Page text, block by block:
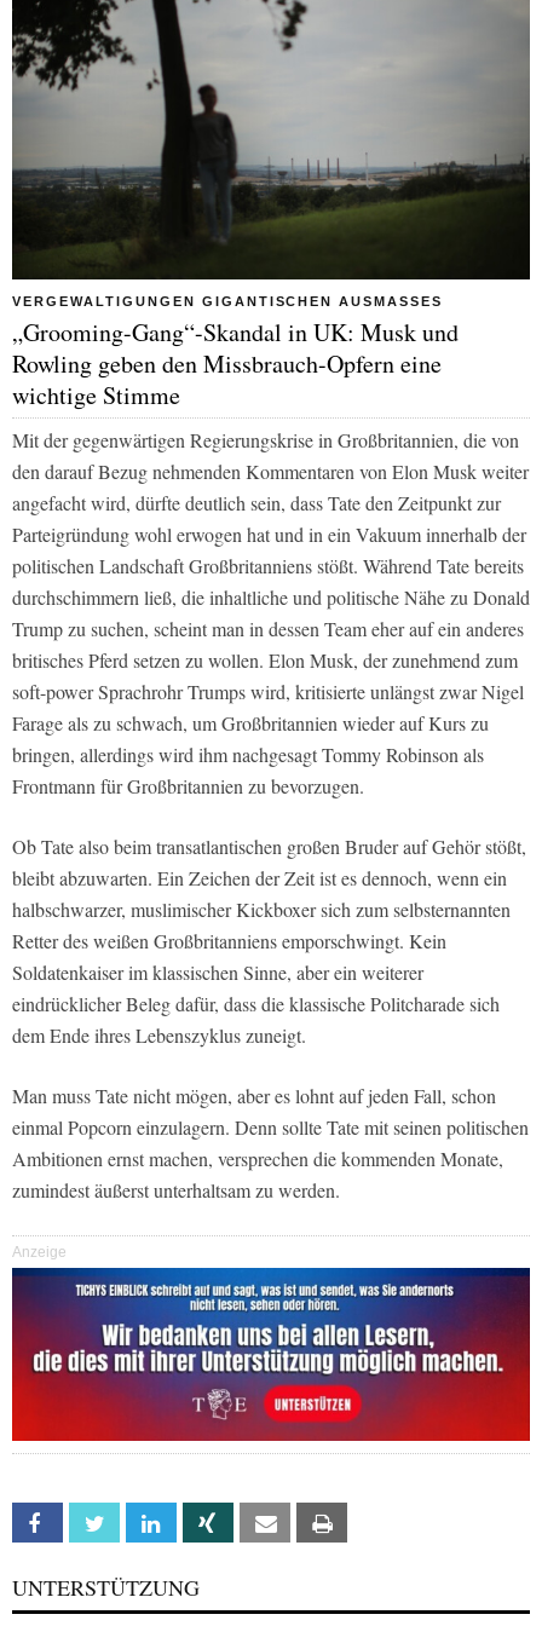
VERGEWALTIGUNGEN GIGANTISCHEN AUSMASSES
„Grooming-Gang“-Skandal in UK: Musk und
Rowling geben den Missbrauch-Opfern eine
wichtige Stimme
Mit der gegenwärtigen Regierungskrise in Großbritannien, die von
den darauf Bezug nehmenden Kommentaren von Elon Musk weiter
angefacht wird, dürfte deutlich sein, dass Tate den Zeitpunkt zur
Parteigründung wohl erwogen hat und in ein Vakuum innerhalb der
politischen Landschaft Großbritanniens stößt. Während Tate bereits
durchschimmern ließ, die inhaltliche und politische Nähe zu Donald
Trump zu suchen, scheint man in dessen Team eher auf ein anderes
britisches Pferd setzen zu wollen. Elon Musk, der zunehmend zum
soft-power Sprachrohr Trumps wird, kritisierte unlängst zwar Nigel
Farage als zu schwach, um Großbritannien wieder auf Kurs zu
bringen, allerdings wird ihm nachgesagt Tommy Robinson als
Frontmann für Großbritannien zu bevorzugen.
Ob Tate also beim transatlantischen großen Bruder auf Gehör stößt,
bleibt abzuwarten. Ein Zeichen der Zeit ist es dennoch, wenn ein
halbschwarzer, muslimischer Kickboxer sich zum selbsternannten
Retter des weißen Großbritanniens emporschwingt. Kein
Soldatenkaiser im klassischen Sinne, aber ein weiterer
eindrücklicher Beleg dafür, dass die klassische Politcharade sich
dem Ende ihres Lebenszyklus zuneigt.
Man muss Tate nicht mögen, aber es lohnt auf jeden Fall, schon
einmal Popcorn einzulagern. Denn sollte Tate mit seinen politischen
Ambitionen ernst machen, versprechen die kommenden Monate,
zumindest äußerst unterhaltsam zu werden.
Anzeige
Facebook Twitter Linkedin Xing Email
UNTERSTÜTZUNG